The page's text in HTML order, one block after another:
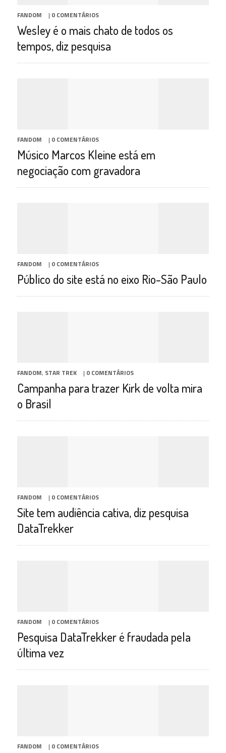
FANDOM | 0 COMENTÁRIOS
Wesley é o mais chato de todos os
tempos, diz pesquisa
FANDOM | 0 COMENTÁRIOS
Músico Marcos Kleine está em
negociação com gravadora
FANDOM | 0 COMENTÁRIOS
Público do site está no eixo Rio-São Paulo
FANDOM, STAR TREK | 0 COMENTÁRIOS
Campanha para trazer Kirk de volta mira
o Brasil
FANDOM | 0 COMENTÁRIOS
Site tem audiência cativa, diz pesquisa
DataTrekker
FANDOM | 0 COMENTÁRIOS
Pesquisa DataTrekker é fraudada pela
última vez
FANDOM | 0 COMENTÁRIOS